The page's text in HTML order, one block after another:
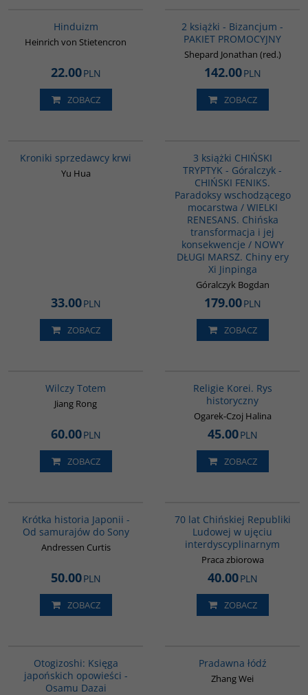
Hinduizm
Heinrich von Stietencron
22.00PLN
ZOBACZ
2 książki - Bizancjum -
PAKIET PROMOCYJNY
Shepard Jonathan (red.)
142.00PLN
ZOBACZ
Kroniki sprzedawcy krwi
Yu Hua
33.00PLN
ZOBACZ
3 książki CHIŃSKI
TRYPTYK - Góralczyk -
CHIŃSKI FENIKS.
Paradoksy wschodzącego
mocarstwa / WIELKI
RENESANS. Chińska
transformacja i jej
konsekwencje / NOWY
DŁUGI MARSZ. Chiny ery
Xi Jinpinga
Góralczyk Bogdan
179.00PLN
ZOBACZ
Wilczy Totem
Jiang Rong
60.00PLN
ZOBACZ
Religie Korei. Rys
historyczny
Ogarek-Czoj Halina
45.00PLN
ZOBACZ
Krótka historia Japonii -
Od samurajów do Sony
Andressen Curtis
50.00PLN
ZOBACZ
70 lat Chińskiej Republiki
Ludowej w ujęciu
interdyscyplinarnym
Praca zbiorowa
40.00PLN
ZOBACZ
Otogizoshi: Księga
japońskich opowieści -
Osamu Dazai
Pradawna łódź
Zhang Wei